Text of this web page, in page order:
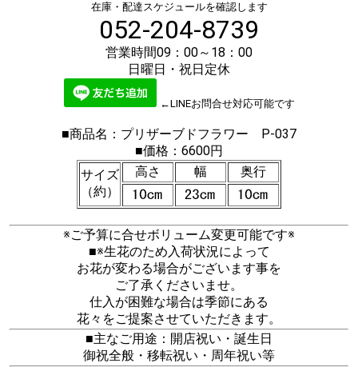
在庫・配達スケジュールを確認します
052-204-8739
営業時間09：00～18：00
日曜日・祝日定休
←LINEお問合せ対応可能です
■商品名：プリザーブドフラワー P-037
■価格：6600円
サイズ
（約）
高さ 幅 奥行
※ご予算に合せボリューム変更可能です※
■※生花のため入荷状況によって
お花が変わる場合がございます事を
ご了承くださいませ。
仕入が困難な場合は季節にある
花々をご提案させていただきます。
■主なご用途：開店祝い・誕生日
御祝全般・移転祝い・周年祝い等